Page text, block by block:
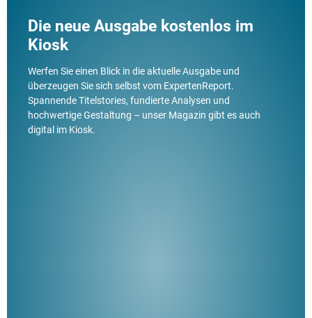
Die neue Ausgabe kostenlos im
Kiosk
Werfen Sie einen Blick in die aktuelle Ausgabe und
überzeugen Sie sich selbst vom ExpertenReport.
Spannende Titelstories, fundierte Analysen und
hochwertige Gestaltung – unser Magazin gibt es auch
digital im Kiosk.